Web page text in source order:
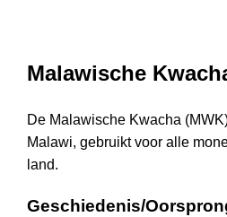
Malawische
De Malawische Kwacha
Malawi, gebruikt voor alle
land.
Geschiedenis/